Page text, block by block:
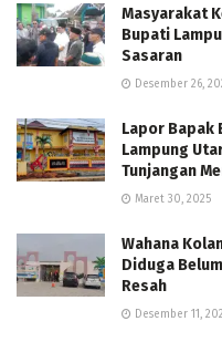
Masyarakat
Bupati
Sasaran
Desember 26,
Lapor Bapak
Lampung
Tunjangan
Maret 30, 2025
Wahana
Diduga
Resah
Desember 11,